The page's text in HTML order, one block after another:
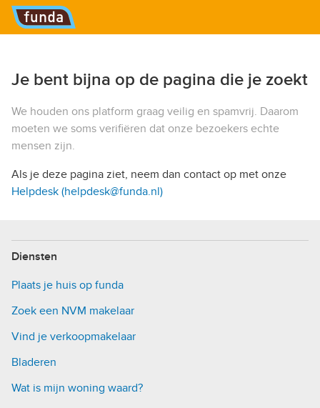
Hoofdmenu
Je bent bijna op de pagina die je zoekt
We houden ons platform graag veilig en spamvrij. Daarom
moeten we soms verifiëren dat onze bezoekers echte
mensen zijn.
Als je deze pagina ziet, neem dan contact op met onze
Helpdesk (helpdesk@funda.nl)
Diensten
Plaats je huis op funda
Zoek een NVM makelaar
Vind je verkoopmakelaar
Bladeren
Wat is mijn woning waard?